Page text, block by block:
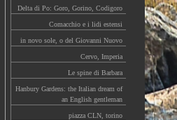
Delta di Po: Goro, Gorino, Codigoro
Comacchio e i lidi estensi
in novo sole, o del Giovanni Nuovo
Cervo, Imperia
Le spine di Barbara
Hanbury Gardens: the Italian dream of
an English gentleman
piazza CLN, torino